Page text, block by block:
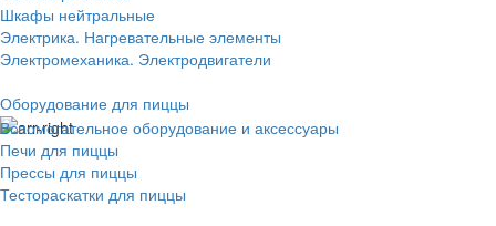
Шкафы нейтральные
Электрика. Нагревательные элементы
Электромеханика. Электродвигатели
Оборудование для пиццы
Вспомогательное оборудование и аксессуары
Печи для пиццы
Прессы для пиццы
Тестораскатки для пиццы